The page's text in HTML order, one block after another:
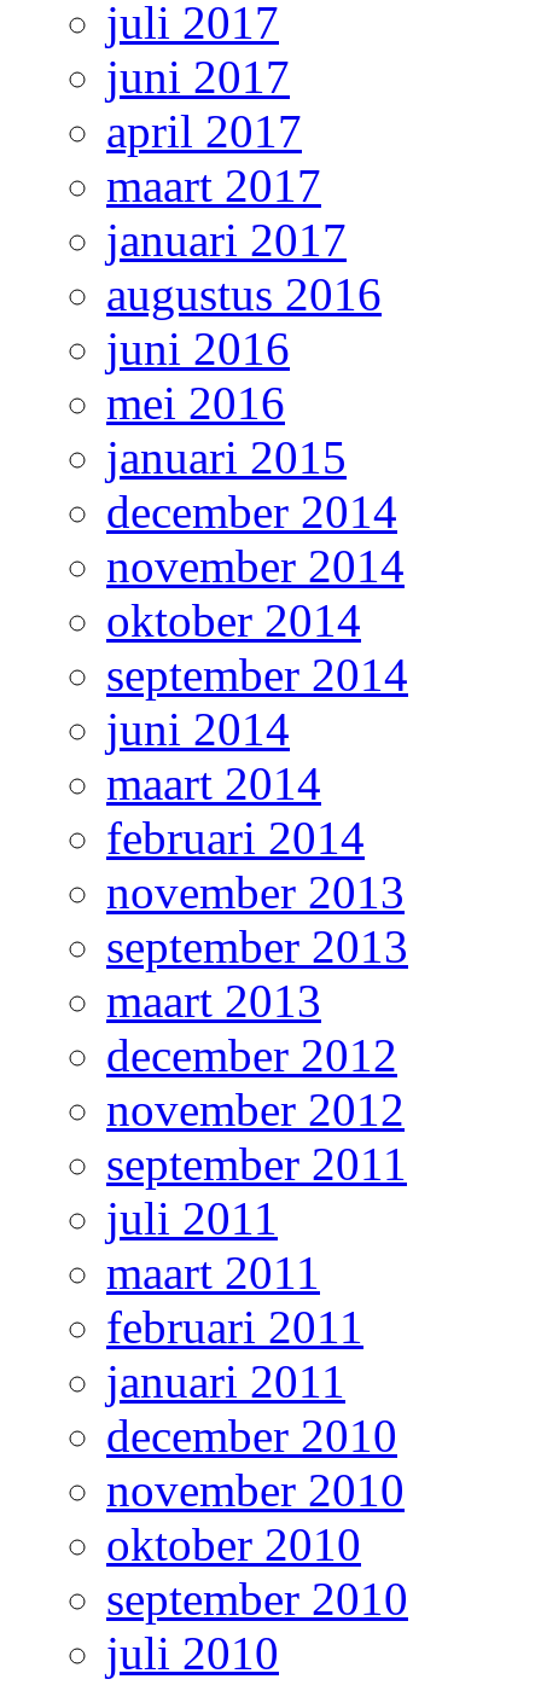
juli 2017
juni 2017
april 2017
maart 2017
januari 2017
augustus 2016
juni 2016
mei 2016
januari 2015
december 2014
november 2014
oktober 2014
september 2014
juni 2014
maart 2014
februari 2014
november 2013
september 2013
maart 2013
december 2012
november 2012
september 2011
juli 2011
maart 2011
februari 2011
januari 2011
december 2010
november 2010
oktober 2010
september 2010
juli 2010